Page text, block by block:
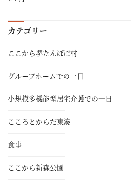
カテゴリー
ここから堺たんぽぽ村
グループホームでの一日
小規模多機能型居宅介護での一日
こころとからだ東湊
食事
ここから新森公園